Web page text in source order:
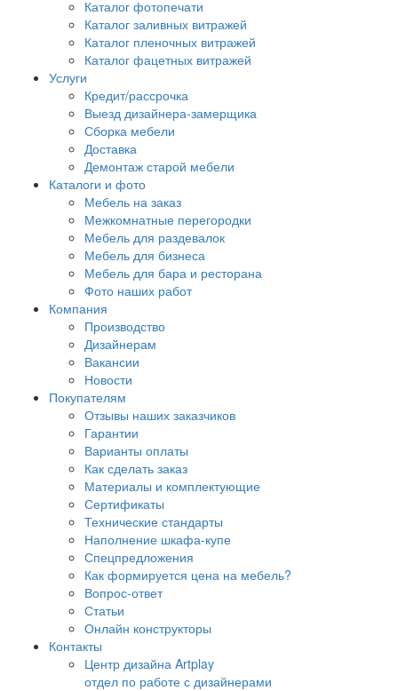
Каталог фотопечати
Каталог заливных витражей
Каталог пленочных витражей
Каталог фацетных витражей
Услуги
Кредит/рассрочка
Выезд дизайнера-замерщика
Сборка мебели
Доставка
Демонтаж старой мебели
Каталоги и фото
Мебель на заказ
Межкомнатные перегородки
Мебель для раздевалок
Мебель для бизнеса
Мебель для бара и ресторана
Фото наших работ
Компания
Производство
Дизайнерам
Вакансии
Новости
Покупателям
Отзывы наших заказчиков
Гарантии
Варианты оплаты
Как сделать заказ
Материалы и комплектующие
Сертификаты
Технические стандарты
Наполнение шкафа-купе
Спецпредложения
Как формируется цена на мебель?
Вопрос-ответ
Статьи
Онлайн конструкторы
Контакты
Центр дизайна Artplay
отдел по работе с дизайнерами